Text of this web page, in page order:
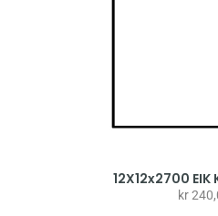
12X12x2700 EIK
kr